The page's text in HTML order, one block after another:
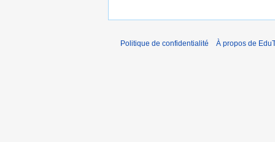
Politique de confidentialité À propos de